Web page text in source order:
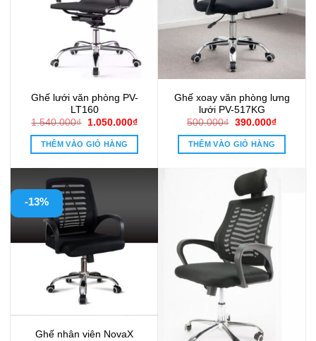
Ghế lưới văn phòng PV-
LT160
1.540.000₫
Giá
là:
1.540.000₫.
1.050.000₫Giá
THÊM VÀO GIỎ HÀNG
Ghế xoay văn phòng lưng
lưới PV-517KG
500.000₫ Giá
là:
500.000₫.
390.000₫Giá
THÊM VÀO GIỎ HÀNG
-13%
Ghế nhân viên NovaX